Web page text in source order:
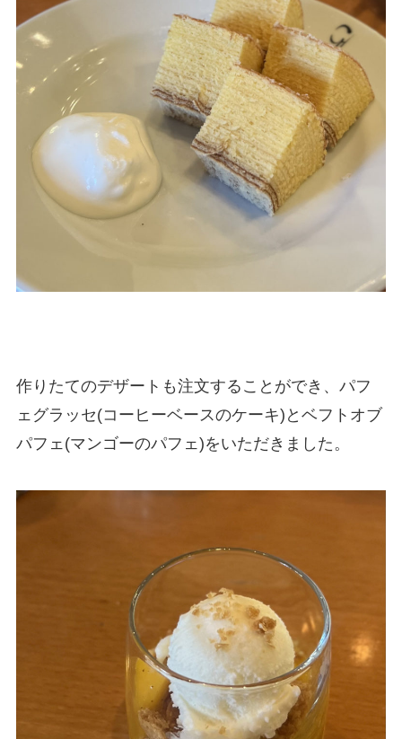
作りたてのデザートも注文することができ、パフ
ェグラッセ(コーヒーベースのケーキ)とベフトオブ
パフェ(マンゴーのパフェ)をいただきました。